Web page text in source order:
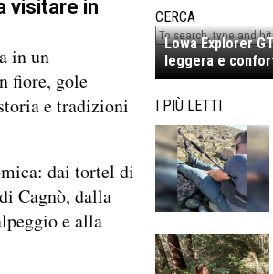
visitare in
in un
fiore, gole
e tradizioni
dai tortel di
Cagnò, dalla
e alla
CERCA
Lowa Explorer
leggera e
I PIÙ LETTI